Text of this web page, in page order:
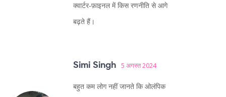
क्वार्टर‑फ़ाइनल में किस रणनीति से आगे
बढ़ते हैं।
Simi Singh 5 अगस्त 2024
बहुत कम लोग नहीं जानते कि ओलंपिक